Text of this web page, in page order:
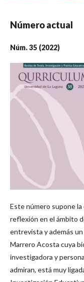
Número actual
Núm. 35 (2022)
Este número supone
reflexión en el ámbito
entrevista y además
Marrero Acosta cuya
investigadora y
admiran, está muy